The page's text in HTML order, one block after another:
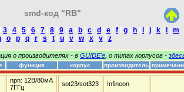
smd-код "RB"
3 4 5 6 7 8 9 a b c d e f g h i j k
m
I oI pI qI rI s tI uI vI wI xI yI z
о производителях - в GUIDE'е , о типах корпусов -
функция корпус производитель
npn: 12В/80мА
7ГГц
sot23/sot323 Infineon